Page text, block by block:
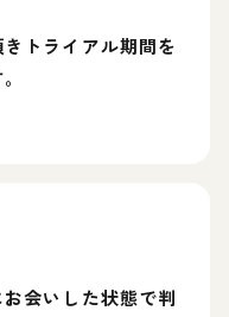
トライアル期間を
会いした状態で判